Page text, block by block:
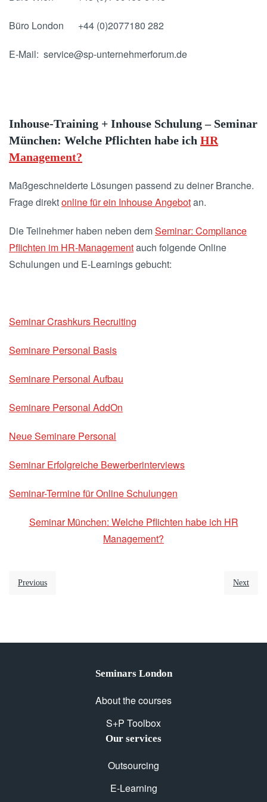
Büro London +44 (0)2077180 282
E-Mail: service@sp-unternehmerforum.de
Inhouse-Training + Inhouse Schulung – Seminar
München: Welche Pflichten habe ich HR
Management?
Maßgeschneiderte Lösungen passend zu deiner Branche.
Frage direktonline für ein Inhouse Angebotan.
Die Teilnehmer haben neben demSeminar: Compliance
Pflichten im HR-Managementauch folgende Online
Schulungen und E-Learnings gebucht:
Seminar Crashkurs Recruiting
Seminare Personal Basis
Seminare Personal Aufbau
Seminare Personal AddOn
Neue Seminare Personal
Seminar Erfolgreiche Bewerberinterviews
Seminar-Termine für Online Schulungen
Seminar München: Welche Pflichten habe ich HR
Management?
Previous Next
Seminars London
About the courses
S+P Toolbox
Our services
Outsourcing
E-Learning